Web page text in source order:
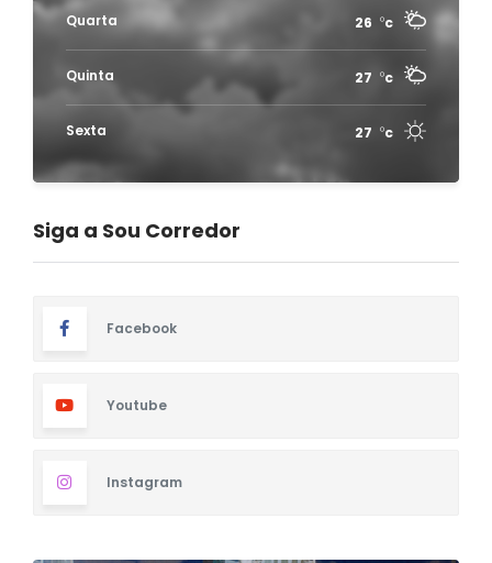
Quarta 26 c
Quinta 27 c
Sexta 27 c
Siga a Sou Corredor
Facebook
Youtube
Instagram